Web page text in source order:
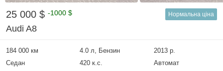
25 000 $ -1000 $ Нормальна ціна
Audi A8
184 000 км 4.0 л, Бензин
2013 р.
Седан
420 к.с.
Автомат